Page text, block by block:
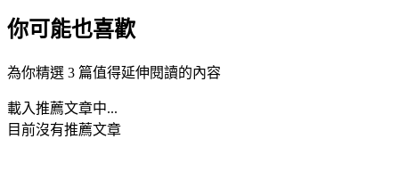
你可能也喜歡
為你精選 3 篇值得延伸閱讀的內容
載入推薦文章中...
目前沒有推薦文章